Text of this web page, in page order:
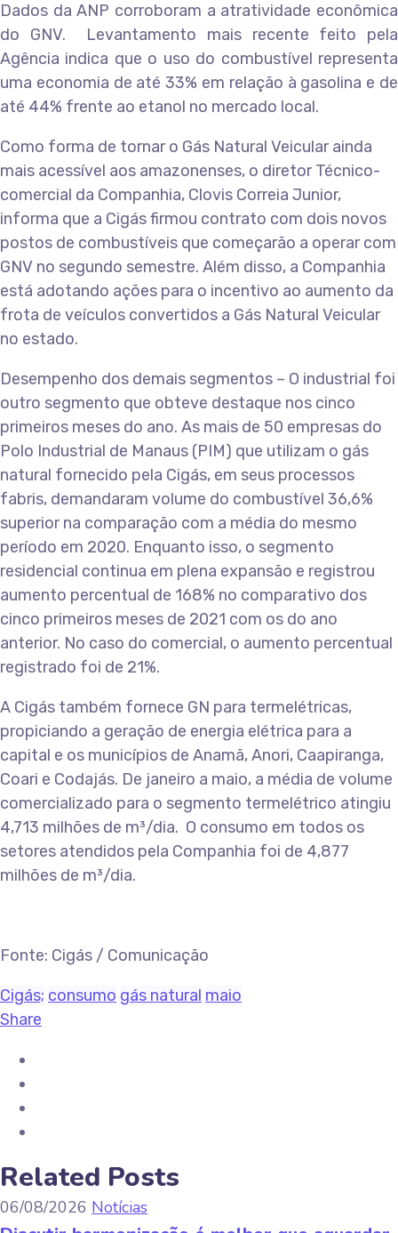
Dados da ANP corroboram a atratividade econômica
do GNV. Levantamento mais recente feito pela
Agência indica que o uso do combustível representa
uma economia de até 33% em relação à gasolina e de
até 44% frente ao etanol no mercado local.
Como forma de tornar o Gás Natural Veicular ainda
mais acessível aos amazonenses, o diretor Técnico-
comercial da Companhia, Clovis Correia Junior,
informa que a Cigás firmou contrato com dois novos
postos de combustíveis que começarão a operar com
GNV no segundo semestre. Além disso, a Companhia
está adotando ações para o incentivo ao aumento da
frota de veículos convertidos a Gás Natural Veicular
no estado.
Desempenho dos demais segmentos – O industrial foi
outro segmento que obteve destaque nos cinco
primeiros meses do ano. As mais de 50 empresas do
Polo Industrial de Manaus (PIM) que utilizam o gás
natural fornecido pela Cigás, em seus processos
fabris, demandaram volume do combustível 36,6%
superior na comparação com a média do mesmo
período em 2020. Enquanto isso, o segmento
residencial continua em plena expansão e registrou
aumento percentual de 168% no comparativo dos
cinco primeiros meses de 2021 com os do ano
anterior. No caso do comercial, o aumento percentual
registrado foi de 21%.
A Cigás também fornece GN para termelétricas,
propiciando a geração de energia elétrica para a
capital e os municípios de Anamã, Anori, Caapiranga,
Coari e Codajás. De janeiro a maio, a média de volume
comercializado para o segmento termelétrico atingiu
4,713 milhões de m³/dia. O consumo em todos os
setores atendidos pela Companhia foi de 4,877
milhões de m³/dia.
Fonte: Cigás / Comunicação
Cigás; consumo gás natural maio
Share
Related Posts
06/08/2026 Notícias